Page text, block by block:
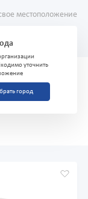
местоположение
уточнить
город
Флюдар